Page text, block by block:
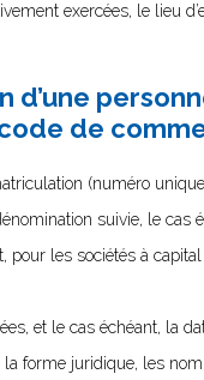
exercées, le lieu
d’une
de
(numéro
suivie, le
pour les sociétés à
et le cas échéant, la
la forme juridique, les